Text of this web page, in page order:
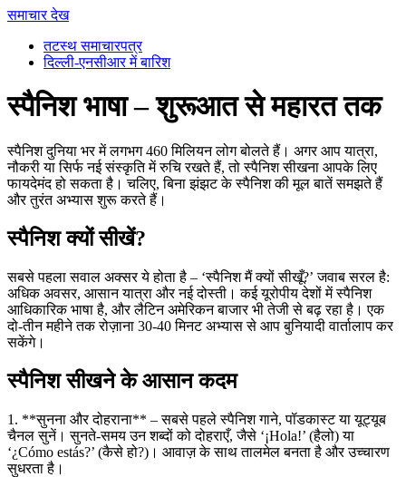
समाचार देख
तटस्थ समाचारपत्र
दिल्ली-एनसीआर में बारिश
स्पैनिश भाषा – शुरूआत से महारत तक
स्पैनिश दुनिया भर में लगभग 460 मिलियन लोग बोलते हैं। अगर आप यात्रा,
नौकरी या सिर्फ नई संस्कृति में रुचि रखते हैं, तो स्पैनिश सीखना आपके लिए
फायदेमंद हो सकता है। चलिए, बिना झंझट के स्पैनिश की मूल बातें समझते हैं
और तुरंत अभ्यास शुरू करते हैं।
स्पैनिश क्यों सीखें?
सबसे पहला सवाल अक्सर ये होता है – ‘स्पैनिश मैं क्यों सीखूँ?’ जवाब सरल है:
अधिक अवसर, आसान यात्रा और नई दोस्ती। कई यूरोपीय देशों में स्पैनिश
आधिकारिक भाषा है, और लैटिन अमेरिकन बाजार भी तेजी से बढ़ रहा है। एक
दो‑तीन महीने तक रोज़ाना 30‑40 मिनट अभ्यास से आप बुनियादी वार्तालाप कर
सकेंगे।
स्पैनिश सीखने के आसान कदम
1. **सुनना और दोहराना** – सबसे पहले स्पैनिश गाने, पॉडकास्ट या यूट्यूब
चैनल सुनें। सुनते‑समय उन शब्दों को दोहराएँ, जैसे ‘¡Hola!’ (हैलो) या
‘¿Cómo estás?’ (कैसे हो?)। आवाज़ के साथ तालमेल बनता है और उच्चारण
सुधरता है।